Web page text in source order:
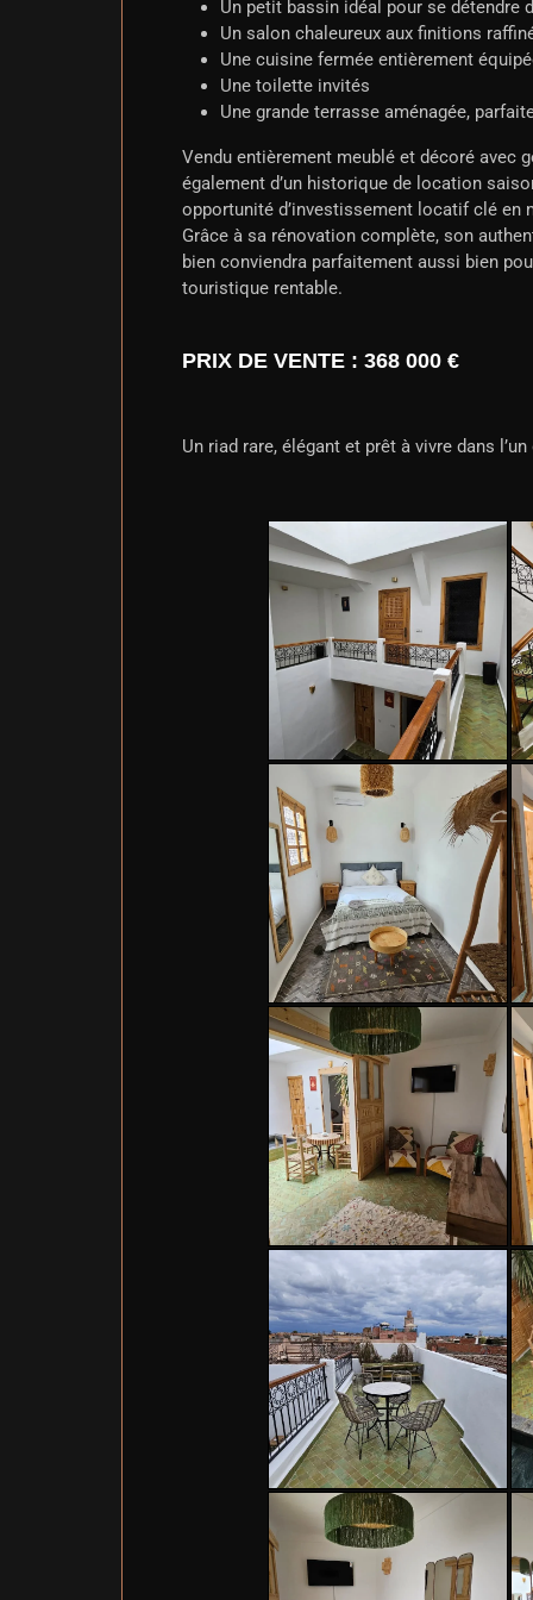
Un petit bassin idéal pour se détendre
Un salon chaleureux aux finitions
Une cuisine fermée entièrement
Une toilette invités
Une grande terrasse aménagée,
Vendu entièrement meublé et décoré avec
également d’un historique de location
opportunité d’investissement locatif clé en
Grâce à sa rénovation complète, son
bien conviendra parfaitement aussi bien
touristique rentable.
PRIX DE VENTE : 368 000 €
Un riad rare, élégant et prêt à vivre dans